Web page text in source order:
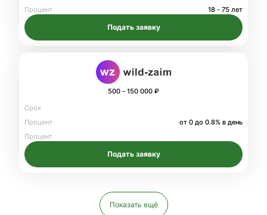
Процент
18 - 75 лет
Подать заявку
500 - 150 000 ₽
Срок
Процент
от 0 до 0.8% в день
Процент
Подать заявку
Показать ещё